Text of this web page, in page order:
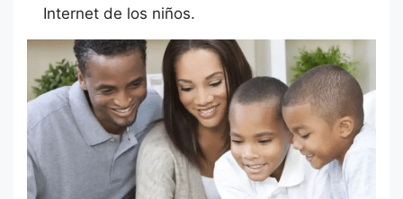
Internet de los niños.